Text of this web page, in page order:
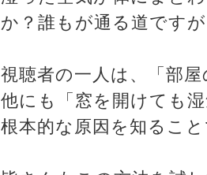
か？誰もが通る道です
視聴者の一人は、「部
他にも「窓を開けても
根本的な原因を知るこ